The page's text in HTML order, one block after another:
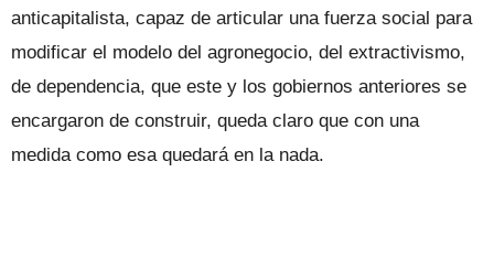
anticapitalista, capaz de articular una fuerza social para
modificar el modelo del agronegocio, del extractivismo,
de dependencia, que este y los gobiernos anteriores se
encargaron de construir, queda claro que con una
medida como esa quedará en la nada.